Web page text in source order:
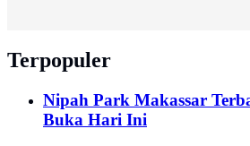
Terpopuler
Nipah Park Makassar
Buka Hari Ini